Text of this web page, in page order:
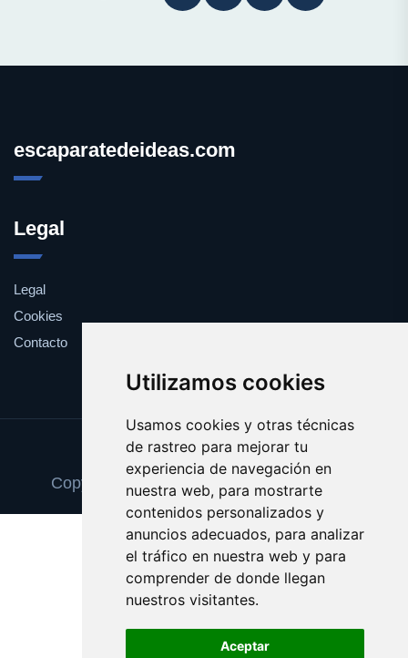
Utilizamos cookies
Usamos cookies y otras técnicas
de rastreo para mejorar tu
experiencia de navegación en
nuestra web, para mostrarte
contenidos personalizados y
anuncios adecuados, para analizar
el tráfico en nuestra web y para
comprender de donde llegan
nuestros visitantes.
Aceptar
escaparatedeideas.com
Legal
Legal
Cookies
Contacto
Update cookies preferences
Copyright © 2025 escaparatedeideas.com